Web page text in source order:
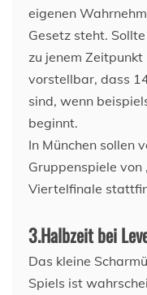
eigenen
Gesetz steht.
zu jenem
vorstellbar, dass
sind, wenn
beginnt.
In München sollen
Gruppenspiele von
Viertelfinale
3.Halbzeit bei
Das kleine
Spiels ist